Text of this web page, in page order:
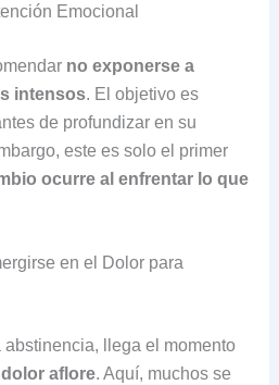
Emocional
no exponerse a
intensos. El objetivo es
de profundizar en su
este es solo el primer
ocurre al enfrentar lo que
en el Dolor para
llega el momento
aflore. Aquí, muchos se